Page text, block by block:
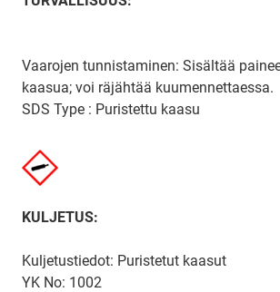
Vaarojen tunnistaminen: Sisältää
kaasua; voi räjähtää kuumennettaessa.
SDS Type : Puristettu kaasu
KULJETUS:
Kuljetustiedot: Puristetut kaasut
YK No: 1002